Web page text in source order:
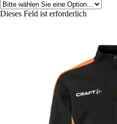
Dieses Feld ist erforderlich